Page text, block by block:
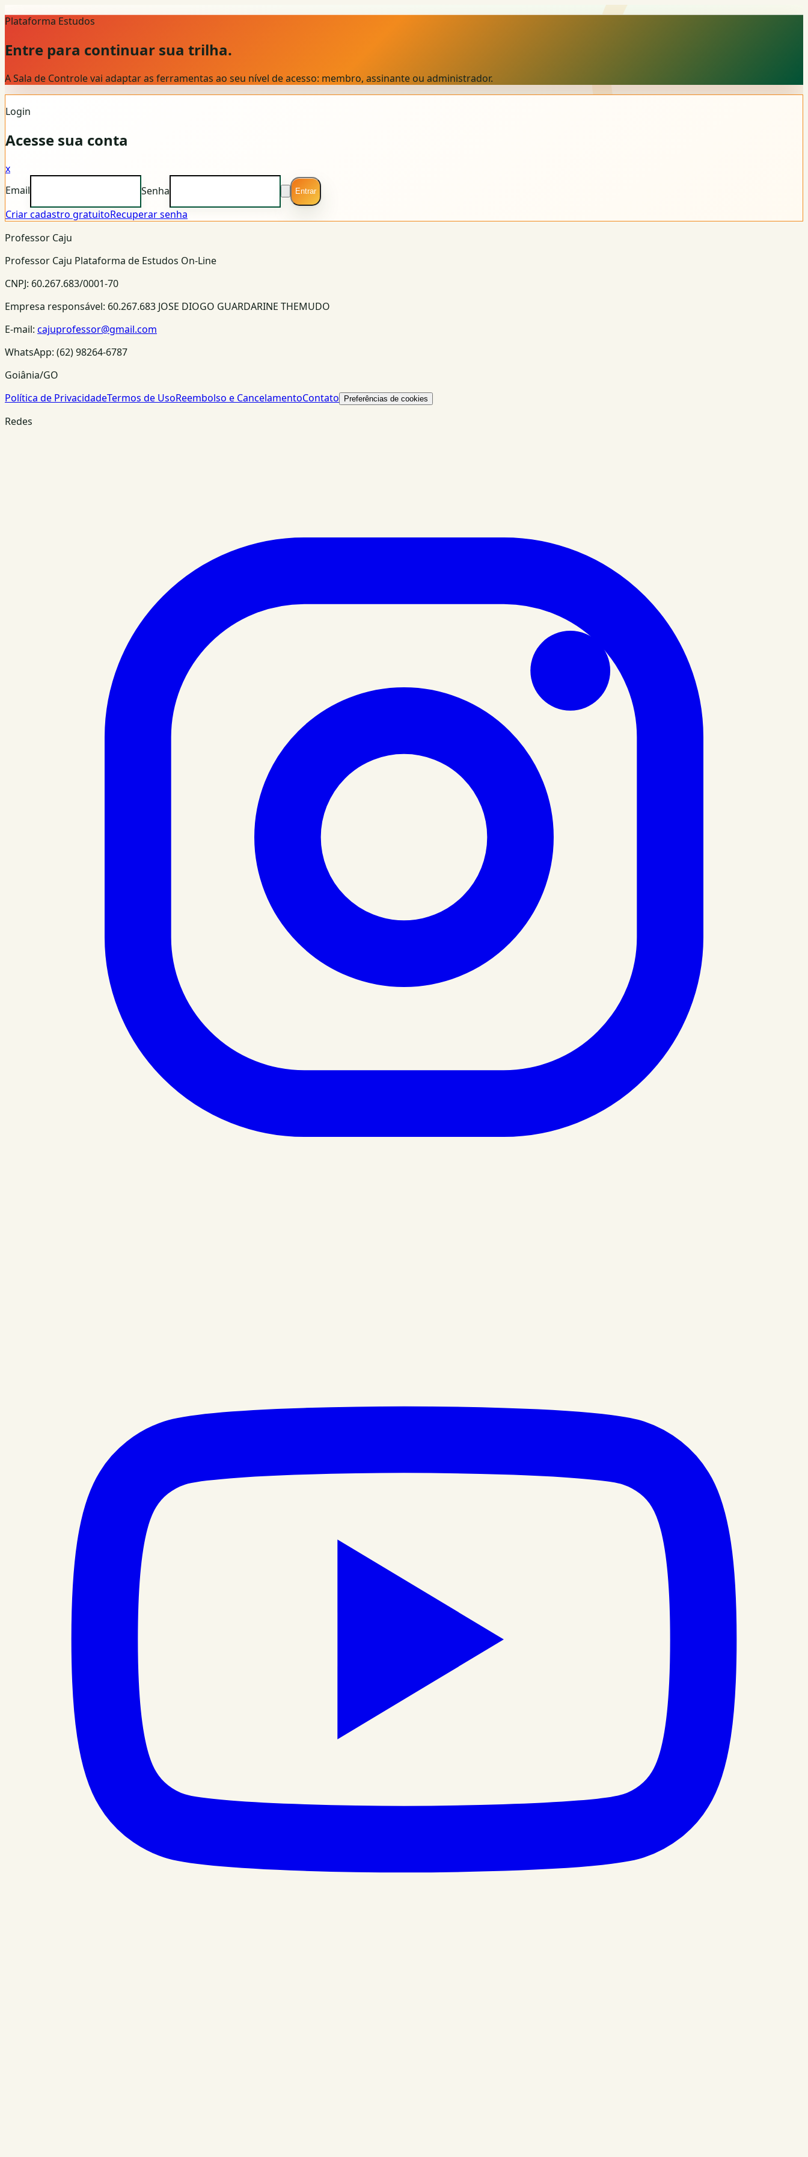
Plataforma Estudos
Entre para continuar sua trilha.
A Sala de Controle vai adaptar as ferramentas ao seu nível de acesso: membro, assinante ou administrador.
Login
Acesse sua conta
x
Email
Senha Entrar
Criar cadastro gratuitoRecuperar senha
Professor Caju
Professor Caju Plataforma de Estudos On-Line
CNPJ: 60.267.683/0001-70
Empresa responsável: 60.267.683 JOSE DIOGO GUARDARINE THEMUDO
E-mail: cajuprofessor@gmail.com
WhatsApp: (62) 98264-6787
Goiânia/GO
Política de PrivacidadeTermos de UsoReembolso e CancelamentoContato Preferências de cookies
Redes